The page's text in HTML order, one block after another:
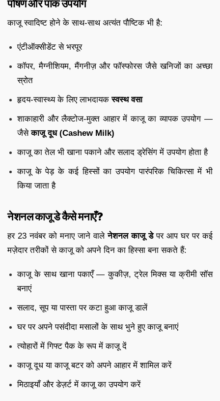
पोषण और पाक उपयोग
काजू स्वादिष्ट होने के साथ-साथ अत्यंत पौष्टिक भी है:
एंटीऑक्सीडेंट से भरपूर
कॉपर, मैग्नीशियम, मैंगनीज़ और फॉस्फोरस जैसे खनिजों का अच्छा
स्रोत
हृदय-स्वास्थ्य के लिए लाभदायकस्वस्थ वसा
शाकाहारी और लैक्टोज-मुक्त आहार में काजू का व्यापक उपयोग —
जैसेकाजू दूध (Cashew Milk)
काजू का तेल भी खाना पकाने और सलाद ड्रेसिंग में उपयोग होता है
काजू के पेड़ के कई हिस्सों का उपयोग पारंपरिक चिकित्सा में भी
किया जाता है
नेशनल काजू डे कैसे मनाएँ?
हर 23 नवंबर को मनाए जाने वालेनेशनल काजू डेपर आप घर पर कई
मज़ेदार तरीकों से काजू को अपने दिन का हिस्सा बना सकते हैं:
काजू के साथ खाना पकाएँ — कुकीज़, ट्रेल मिक्स या क्रीमी सॉस
बनाएं
सलाद, सूप या पास्ता पर कटा हुआ काजू डालें
घर पर अपने पसंदीदा मसालों के साथ भुने हुए काजू बनाएं
त्योहारों में गिफ्ट पैक के रूप में काजू दें
काजू दूध या काजू बटर को अपने आहार में शामिल करें
मिठाइयाँ और डेज़र्ट में काजू का उपयोग करें